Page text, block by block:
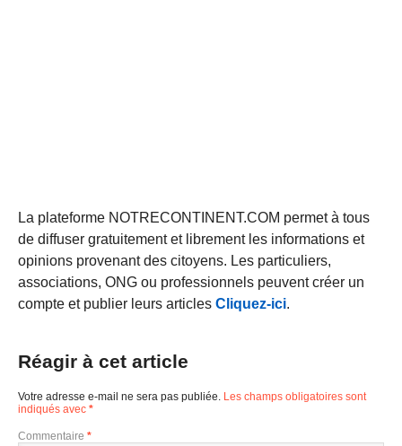
La plateforme NOTRECONTINENT.COM permet à tous
de diffuser gratuitement et librement les informations et
opinions provenant des citoyens. Les particuliers,
associations, ONG ou professionnels peuvent créer un
compte et publier leurs articles Cliquez-ici.
Réagir à cet article
Votre adresse e-mail ne sera pas publiée. Les champs obligatoires sont
indiqués avec *
Commentaire *